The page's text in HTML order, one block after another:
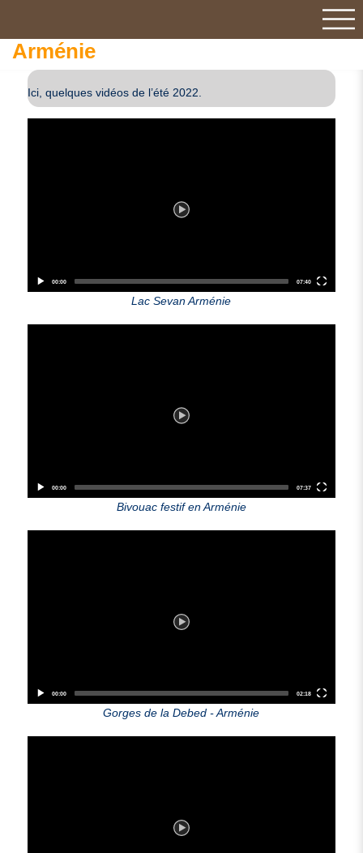
Arménie
Ici, quelques vidéos de l’été 2022.
00:00 07:40
Lac Sevan Arménie
00:00 07:37
Bivouac festif en Arménie
00:00 02:18
Gorges de la Debed - Arménie